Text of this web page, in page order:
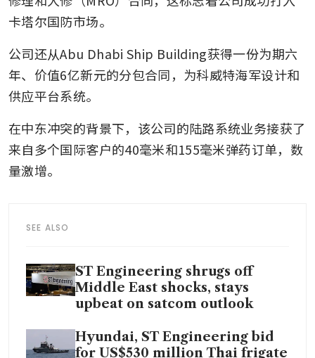
卡塔尔国防市场。
公司还从Abu Dhabi Ship Building获得一份为期六
年、价值6亿新元的分包合同，为科威特海军设计和
供应平台系统。
在中东冲突的背景下，该公司的陆路系统业务接获了
来自多个国际客户的40毫米和155毫米弹药订单，数
量激增。
SEE ALSO
ST Engineering shrugs off
Middle East shocks, stays
upbeat on satcom outlook
Hyundai, ST Engineering bid
for US$530 million Thai frigate